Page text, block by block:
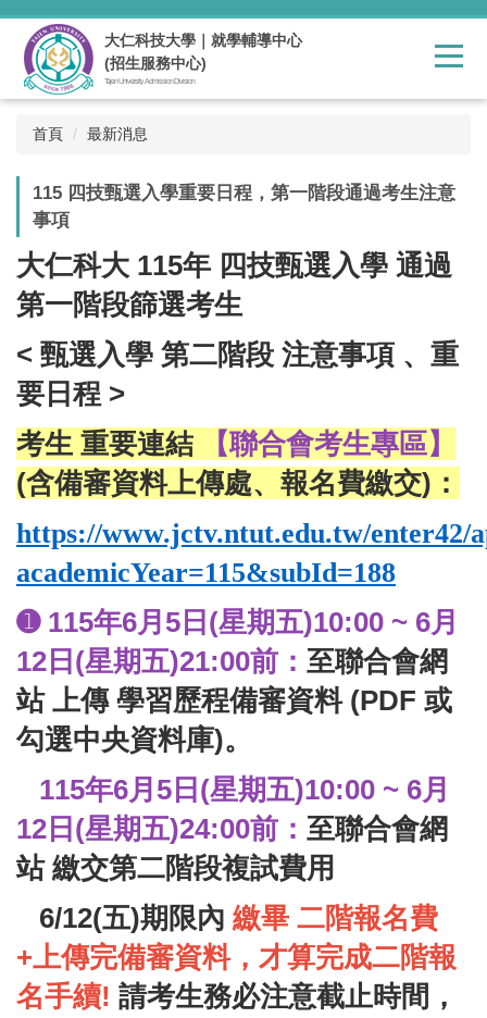
跳
主
要
內
大仁科技大學｜就學輔導中心
(招生服務中心)
Tajen University Admission Division
首頁 最新消息
115 四技甄選入學重要日程，第一階段通過考生注意
事項
大仁科大 115年 四技甄選入學 通過
第一階段篩選考生
< 甄選入學 第二階段 注意事項 、重
要日程 >
考生 重要連結 【聯合會考生專區】
(含備審資料上傳處、報名費繳交)：
https://www.jctv.ntut.edu.tw/enter42/
academicYear=115&subId=188
➊115年6月5日(星期五)10:00 ~ 6月
12日(星期五)21:00前： 至聯合會網
站 上傳 學習歷程備審資料 (PDF 或
勾選中央資料庫)。
115年6月5日(星期五)10:00 ~ 6月
12日(星期五)24:00前： 至聯合會網
站 繳交第二階段複試費用
6/12(五)期限內 繳畢 二階報名費
+上傳完備審資料，才算完成二階報
名手續! 請考生務必注意截止時間，